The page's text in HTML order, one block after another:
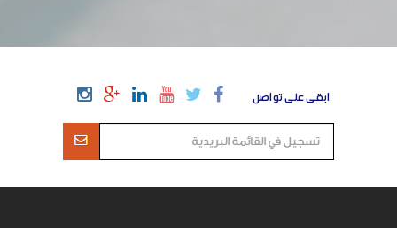
ابقى على تواصل